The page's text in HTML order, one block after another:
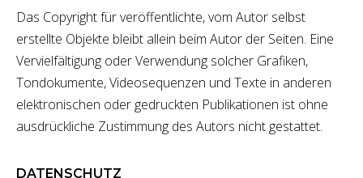
Das Copyright für veröffentlichte, vom Autor selbst
erstellte Objekte bleibt allein beim Autor der Seiten. Eine
Vervielfältigung oder Verwendung solcher Grafiken,
Tondokumente, Videosequenzen und Texte in anderen
elektronischen oder gedruckten Publikationen ist ohne
ausdrückliche Zustimmung des Autors nicht gestattet.
DATENSCHUTZ